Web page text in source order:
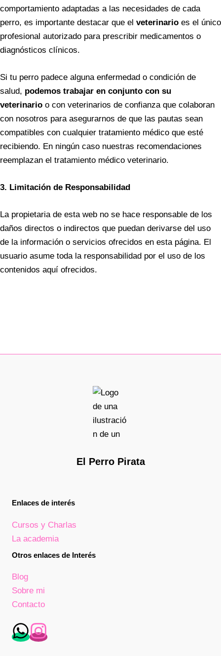
comportamiento adaptadas a las necesidades de cada
perro, es importante destacar que el veterinario es el único
profesional autorizado para prescribir medicamentos o
diagnósticos clínicos.
Si tu perro padece alguna enfermedad o condición de
salud, podemos trabajar en conjunto con su
veterinario o con veterinarios de confianza que colaboran
con nosotros para asegurarnos de que las pautas sean
compatibles con cualquier tratamiento médico que esté
recibiendo. En ningún caso nuestras recomendaciones
reemplazan el tratamiento médico veterinario.
3. Limitación de Responsabilidad
La propietaria de esta web no se hace responsable de los
daños directos o indirectos que puedan derivarse del uso
de la información o servicios ofrecidos en esta página. El
usuario asume toda la responsabilidad por el uso de los
contenidos aquí ofrecidos.
El Perro Pirata
Enlaces de interés
Cursos y Charlas
La academia
Otros enlaces de Interés
Blog
Sobre mi
Contacto